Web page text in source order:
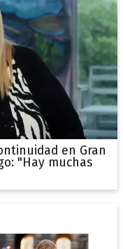
en Gran
"Hay muchas